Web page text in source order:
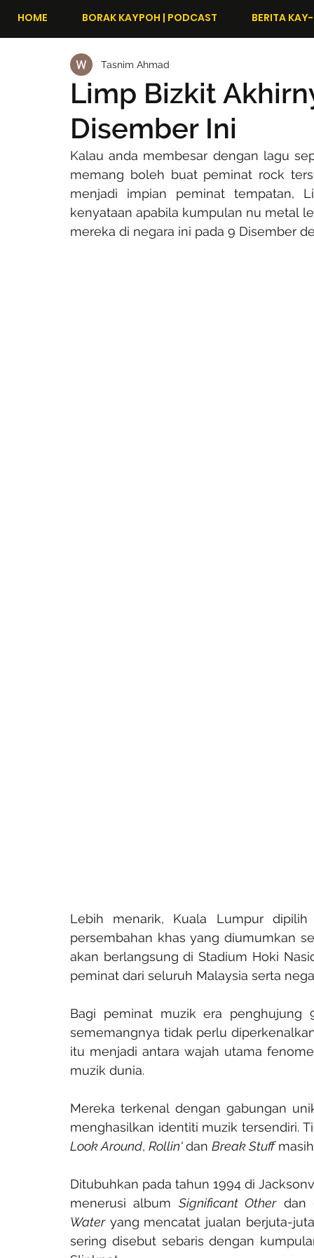
HOME BORAK KAYPOH | PODCAST BERITA
Limp Bizkit
Disember Ini
Tasnim Ahmad
Kalau anda membesar dengan lagu
memang boleh buat peminat rock
menjadi impian peminat tempatan,
kenyataan apabila kumpulan nu metal
mereka di negara ini pada 9 Disember
Lebih menarik, Kuala Lumpur
persembahan khas yang diumumkan
akan berlangsung di Stadium Hoki
peminat dari seluruh Malaysia serta
Bagi peminat muzik era penghujung
sememangnya tidak perlu
itu menjadi antara wajah utama
muzik dunia.
Mereka terkenal dengan gabungan
menghasilkan identiti muzik tersendiri.
Look Around, Rollin' dan Break Stuff masih
Ditubuhkan pada tahun 1994 di
menerusi album Significant Other dan
Water yang mencatat jualan berjuta-
sering disebut sebaris dengan